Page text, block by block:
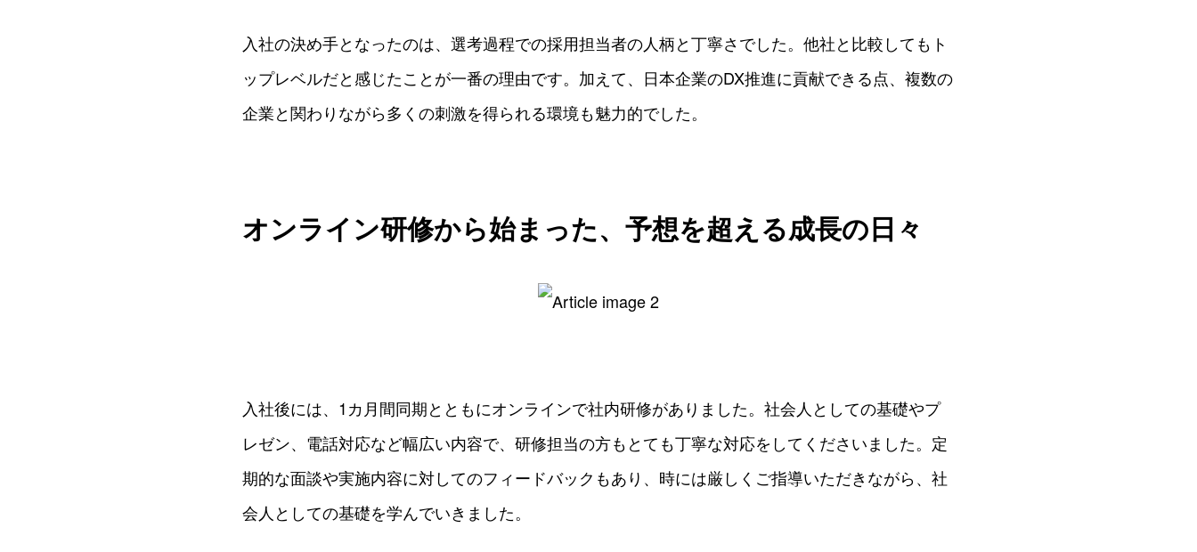
入社の決め手となったのは、選考過程での採用担当者の人柄と丁寧さでした。他社と比較してもト
ップレベルだと感じたことが一番の理由です。加えて、日本企業のDX推進に貢献できる点、複数の
企業と関わりながら多くの刺激を得られる環境も魅力的でした。
オンライン研修から始まった、予想を超える成長の日々
入社後には、1カ月間同期とともにオンラインで社内研修がありました。社会人としての基礎やプ
レゼン、電話対応など幅広い内容で、研修担当の方もとても丁寧な対応をしてくださいました。定
期的な面談や実施内容に対してのフィードバックもあり、時には厳しくご指導いただきながら、社
会人としての基礎を学んでいきました。